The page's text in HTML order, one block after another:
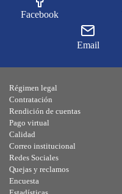
Facebook
Email
Régimen legal
Contratación
Rendición de cuentas
Pago virtual
Calidad
Correo institucional
Redes Sociales
Quejas y reclamos
Encuesta